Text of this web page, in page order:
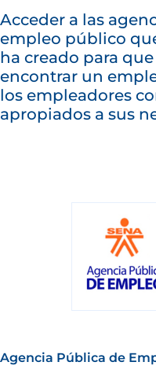
Acceder a las
empleo público
ha creado para
encontrar un
los empleadores
apropiados a sus
Agencia Pública de